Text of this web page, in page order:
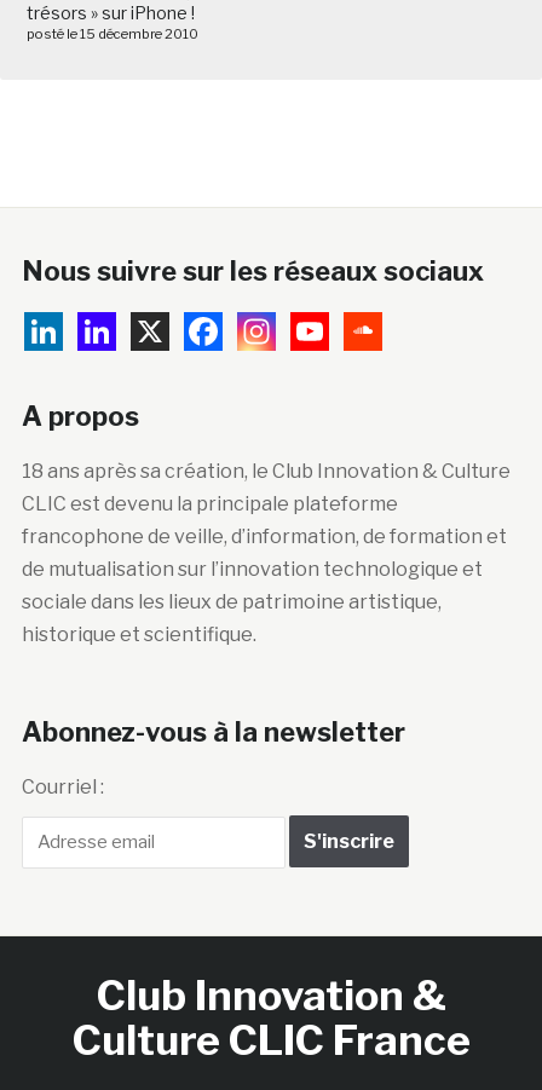
trésors » sur iPhone !
posté le 15 décembre 2010
Nous suivre sur les réseaux sociaux
A propos
18 ans après sa création, le Club Innovation & Culture
CLIC est devenu la principale plateforme
francophone de veille, d’information, de formation et
de mutualisation sur l’innovation technologique et
sociale dans les lieux de patrimoine artistique,
historique et scientifique.
Abonnez-vous à la newsletter
Courriel :
Club Innovation &
Culture CLIC France